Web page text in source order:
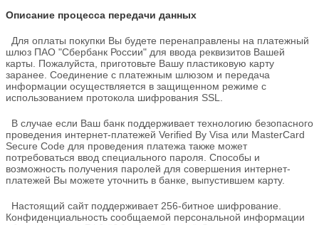
Описание процесса передачи данных
Для оплаты покупки Вы будете перенаправлены на платежный
шлюз ПАО "Сбербанк России" для ввода реквизитов Вашей
карты. Пожалуйста, приготовьте Вашу пластиковую карту
заранее. Соединение с платежным шлюзом и передача
информации осуществляется в защищенном режиме с
использованием протокола шифрования SSL.
В случае если Ваш банк поддерживает технологию безопасного
проведения интернет-платежей Verified By Visa или MasterCard
Secure Code для проведения платежа также может
потребоваться ввод специального пароля. Способы и
возможность получения паролей для совершения интернет-
платежей Вы можете уточнить в банке, выпустившем карту.
Настоящий сайт поддерживает 256-битное шифрование.
Конфиденциальность сообщаемой персональной информации